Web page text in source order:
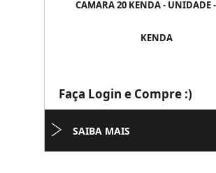
CAMARA 20 KENDA - UNIDADE
KENDA
Faça Login e Compre :)
SAIBA MAIS